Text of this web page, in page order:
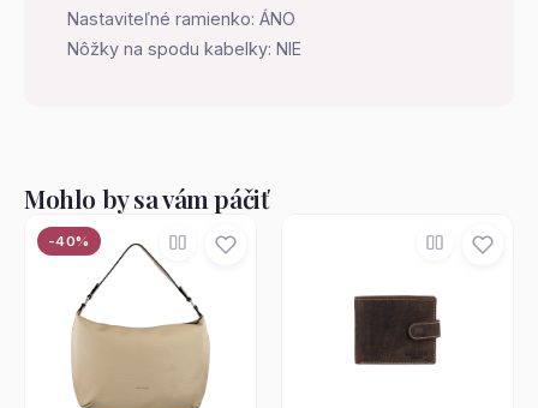
Nastaviteľné ramienko: ÁNO
Nôžky na spodu kabelky: NIE
Mohlo by sa vám páčiť
-40%